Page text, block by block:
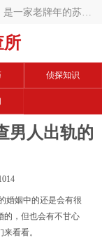
一家老牌年的苏州
,苏州调查公司,苏州
所
侦探知识
男人出轨的
姻中的还是会有很
的，但也会有不甘心
看看。